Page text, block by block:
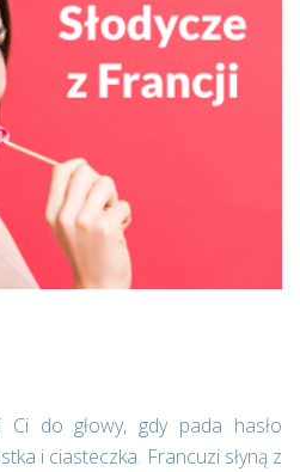
Ci do głowy, gdy pada hasło
i ciasteczka. Francuzi słyną z